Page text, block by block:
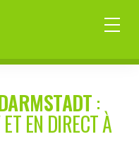
:
EN DIRECT À